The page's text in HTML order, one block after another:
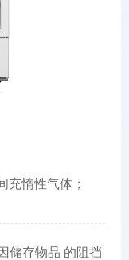
充惰性气体；
储存物品 的阻挡